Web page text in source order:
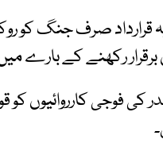
قرارداد صرف جنگ کو
برقرار رکھنے کے بارے
کی فوجی کارروائیوں